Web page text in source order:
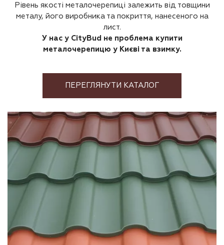
Рівень якості металочерепиці залежить від товщини
металу, його виробника та покриття, нанесеного на
лист.
У нас у CityBud не проблема купити
металочерепицю у Києві та взимку.
ПЕРЕГЛЯНУТИ КАТАЛОГ